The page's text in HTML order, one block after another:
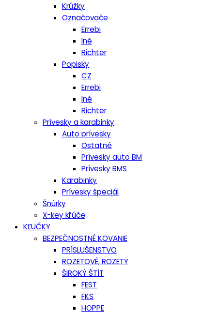
Krúžky
Označovače
Errebi
Iné
Richter
Popisky
CZ
Errebi
Iné
Richter
Prívesky a karabinky
Auto prívesky
Ostatné
Prívesky auto BM
Prívesky BMS
Karabinky
Prívesky špeciál
Šnúrky
X-key kľúče
KĽUČKY
BEZPEČNOSTNÉ KOVANIE
PRÍSLUŠENSTVO
ROZETOVÉ, ROZETY
ŠIROKÝ ŠTÍT
FEST
FKS
HOPPE